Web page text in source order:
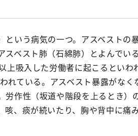
という病気の一つ。アスベストの
スベスト肺（石綿肺）とよんでい
上吸入した労働者に起こるといわ
れている。アスベスト暴露がなく
労作性（坂道や階段を上るとき）
咳、痰が続いたり、胸や背中に痛